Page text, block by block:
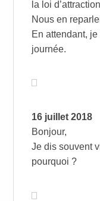
la loi
Nous en
En attendant,
journée.
16 juillet 2018
Bonjour,
Je dis souvent
pourquoi ?